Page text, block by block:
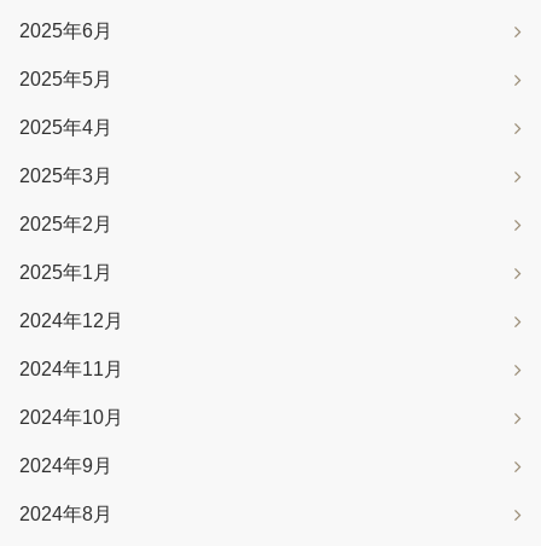
2025年6月
2025年5月
2025年4月
2025年3月
2025年2月
2025年1月
2024年12月
2024年11月
2024年10月
2024年9月
2024年8月